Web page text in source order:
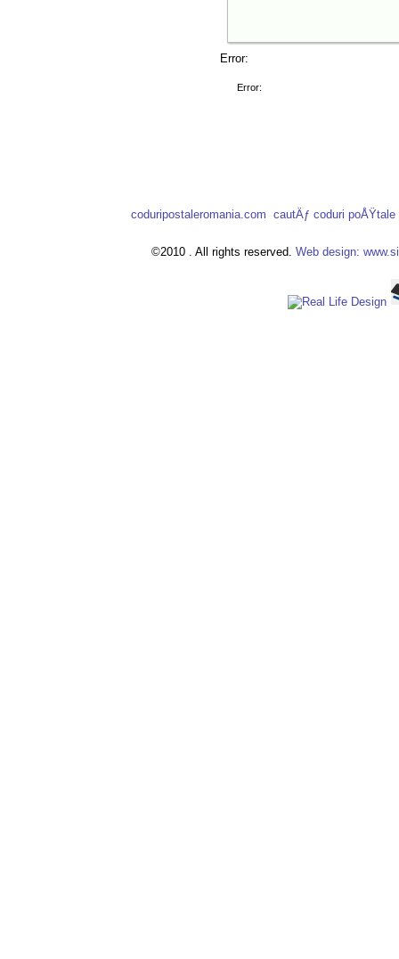
Error:
Error:
coduripostaleromania.com cautÄƒ coduri
©2010 . All rights reserved. Web design: